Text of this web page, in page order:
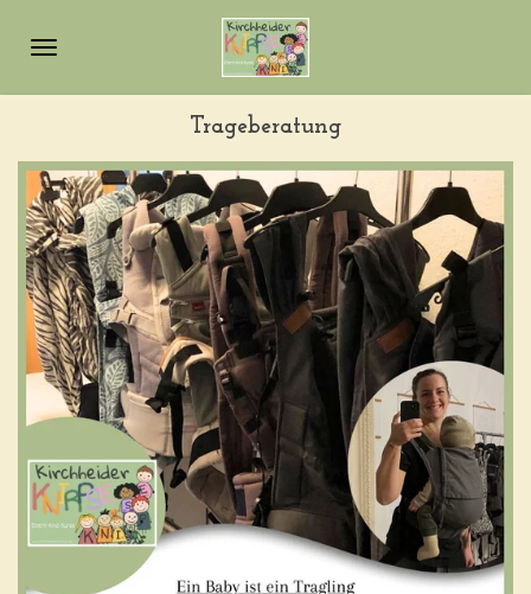
Hauptinhalt
Trageberatung